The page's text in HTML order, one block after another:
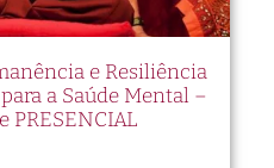
e Resiliência
a Saúde Mental –
PRESENCIAL